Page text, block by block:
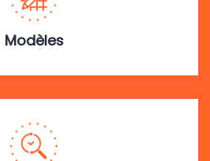
Modèles